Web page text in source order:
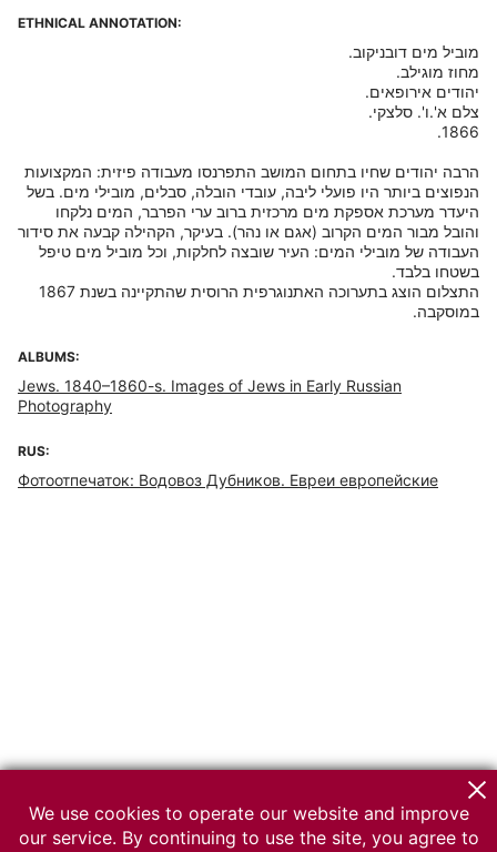
ETHNICAL ANNOTATION:
הרבה יהודים שחיו בתחום המושב התפרנסו מעבודה פיזית: המקצועות
הנפוצים ביותר היו פועלי ליבה, עובדי הובלה, סבלים, מובילי מים. בשל
היעדר מערכת אספקת מים מרכזית ברוב ערי הפרבר, המים נלקחו
והובל מבור המים הקרוב (אגם או נהר). בעיקר, הקהילה קבעה את סידור
העבודה של מובילי המים: העיר שובצה לחלקות, וכל מוביל מים טיפל
התצלום הוצג בתערוכה האתנוגרפית הרוסית שהתקיינה בשנת 1867
במוסקבה.
ALBUMS:
Jews. 1840–1860-s. Images of Jews in Early Russian
Photography
RUS:
Фотоотпечаток: Водовоз Дубников. Евреи европейские
We use cookies to operate our website and improve
our service. By continuing to use the site, you agree to